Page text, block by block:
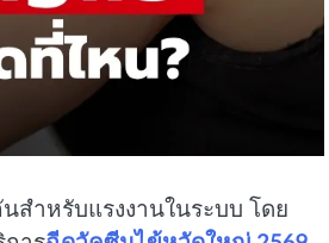
ำหรับแรงงานในระบบ โดย